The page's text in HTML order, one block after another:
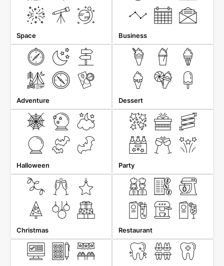
Space Business
Adventure Dessert
Halloween Party
Christmas Restaurant